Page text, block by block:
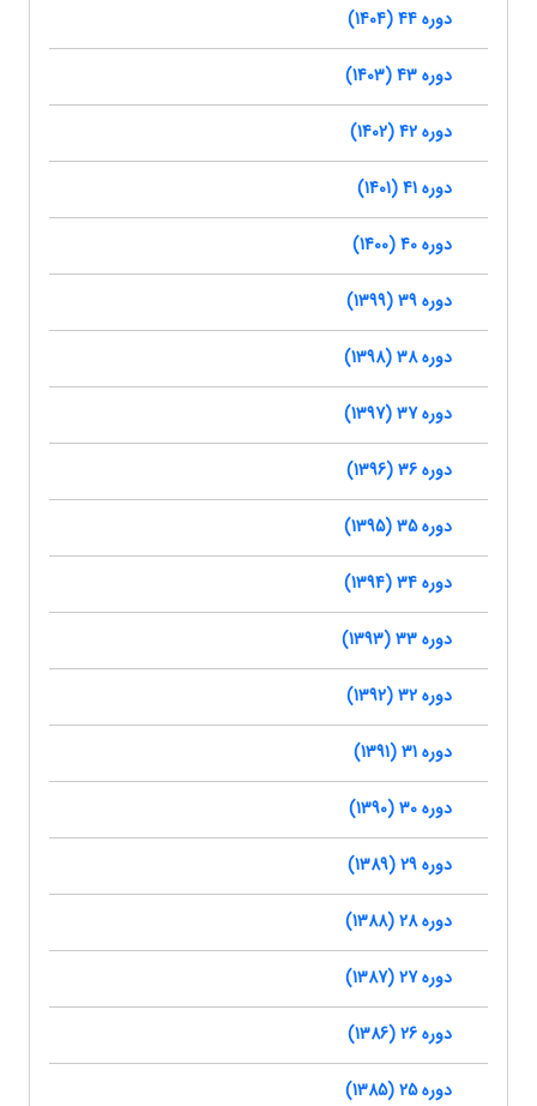
دوره 44 (1404)
دوره 43 (1403)
دوره 42 (1402)
دوره 41 (1401)
دوره 40 (1400)
دوره 39 (1399)
دوره 38 (1398)
دوره 37 (1397)
دوره 36 (1396)
دوره 35 (1395)
دوره 34 (1394)
دوره 33 (1393)
دوره 32 (1392)
دوره 31 (1391)
دوره 30 (1390)
دوره 29 (1389)
دوره 28 (1388)
دوره 27 (1387)
دوره 26 (1386)
دوره 25 (1385)